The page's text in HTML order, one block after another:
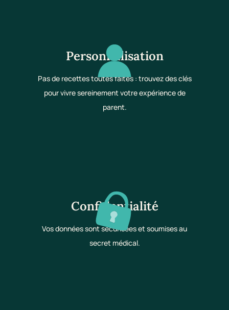
Personnalisation
Pas de recettes toutes faites : trouvez des clés
pour vivre sereinement votre expérience de
parent.
Confidentialité
Vos données sont sécurisées et soumises au
secret médical.